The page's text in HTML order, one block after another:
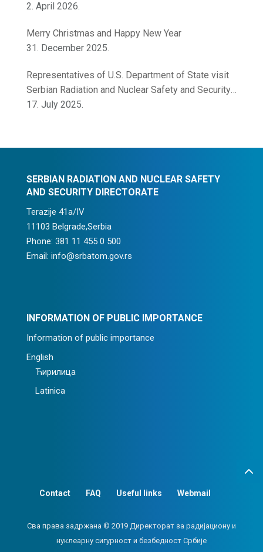
2. April 2026.
Merry Christmas and Happy New Year
31. December 2025.
Representatives of U.S. Department of State visit
Serbian Radiation and Nuclear Safety and Security
Directorate
17. July 2025.
SERBIAN RADIATION AND NUCLEAR SAFETY
AND SECURITY DIRECTORATE
Terazije 41a/IV
11103 Belgrade,Serbia
Phone: 381 11 455 0 500
Email: info@srbatom.gov.rs
INFORMATION OF PUBLIC IMPORTANCE
Information of public importance
English
Ћирилица
Latinica
Contact FAQ Useful links Webmail
Сва права задржана © 2019 Директорат за радијациону и
нуклеарну сигурност и безбедност Србије